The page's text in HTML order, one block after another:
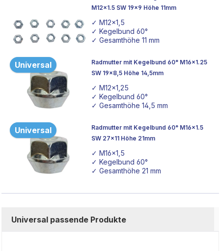
M12x1.5 SW 19x9 Höhe 11mm
✓ M12x1,5
✓ Kegelbund 60°
✓ Gesamthöhe 11 mm
Universal
Radmutter mit Kegelbund 60° M16x1.25
SW 19x8,5 Höhe 14,5mm
✓ M12x1,25
✓ Kegelbund 60°
✓ Gesamthöhe 14,5 mm
Universal
Radmutter mit Kegelbund 60° M16x1.5
SW 27x11 Höhe 21mm
✓ M16x1,5
✓ Kegelbund 60°
✓ Gesamthöhe 21 mm
Universal passende Produkte